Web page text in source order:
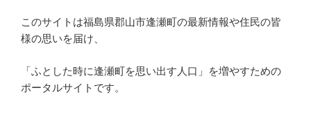
このサイトは福島県郡山市逢瀬町の最新情報や住民の皆
様の思いを届け、
「ふとした時に逢瀬町を思い出す人口」を増やすための
ポータルサイトです。